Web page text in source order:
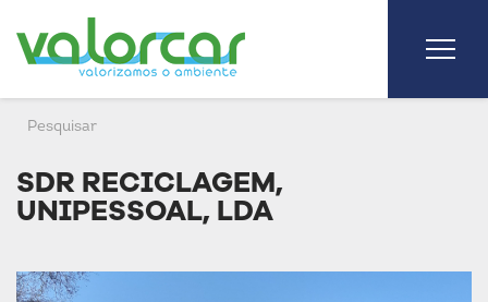
SDR RECICLAGEM,
UNIPESSOAL, LDA